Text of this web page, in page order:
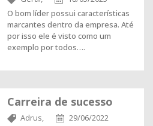
O bom líder possui características
marcantes dentro da empresa. Até
por isso ele é visto como um
exemplo por todos….
Carreira de sucesso
Adrus,
29/06/2022